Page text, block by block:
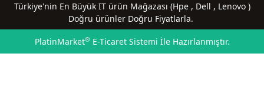
Türkiye'nin En Büyük IT ürün Mağazası (Hpe , Dell , Lenovo )
Doğru ürünler Doğru Fiyatlarla.
PlatinMarket®E-Ticaret Sistemi İle Hazırlanmıştır.